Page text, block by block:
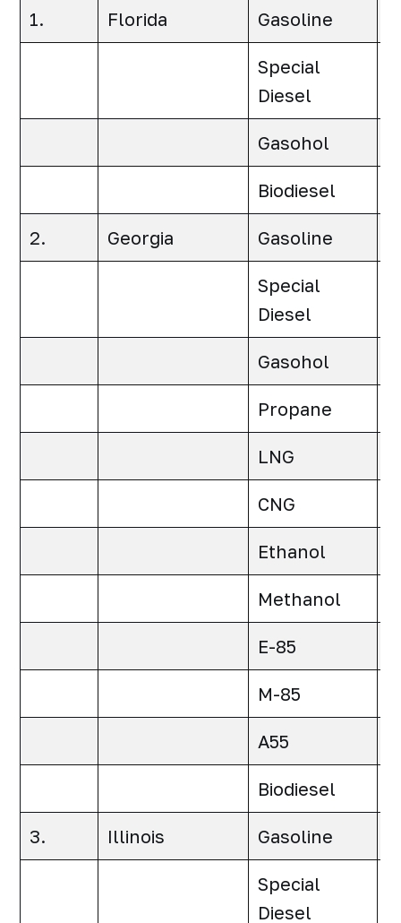
1. Florida Gasoline
Special
Diesel
Gasohol
Biodiesel
2. Georgia Gasoline
Special
Diesel
Gasohol
Propane
LNG
CNG
Ethanol
Methanol
E-85
M-85
A55
Biodiesel
3. Illinois Gasoline
Special
Diesel